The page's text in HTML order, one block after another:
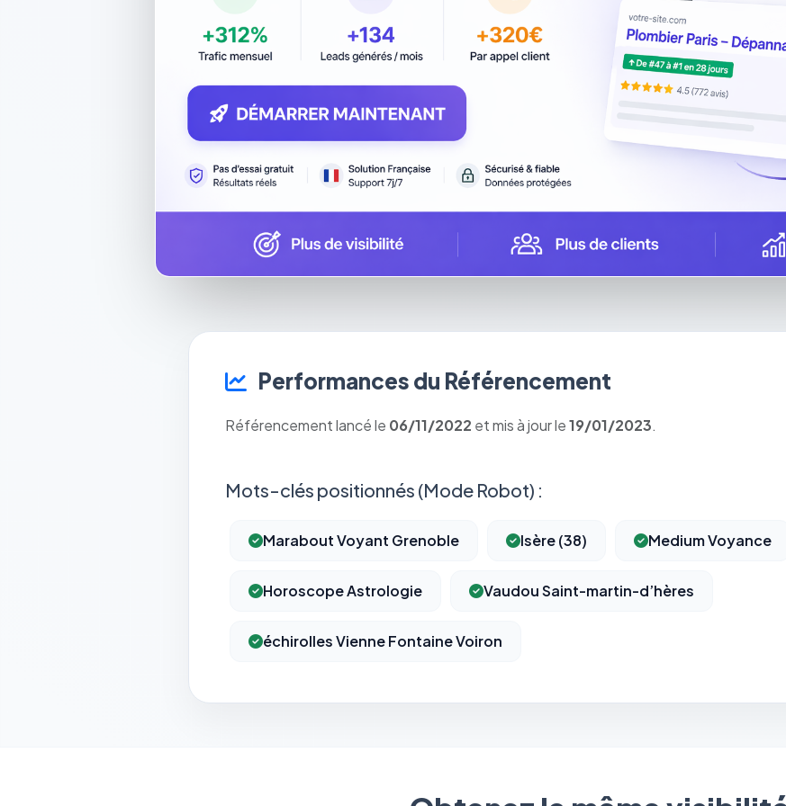
Performances du Référencement
Référencement lancé le 06/11/2022 et mis à jour le19/01/2023.
Mots-clés positionnés (Mode Robot) :
Marabout Voyant Grenoble Isère (38) Medium Voyance
Horoscope Astrologie Vaudou Saint-martin-d’hères
échirolles Vienne Fontaine Voiron